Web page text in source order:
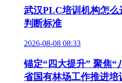
武汉PLC培训机构怎
判断标准
2026-08-08 08:33
锚定“四大提升” 聚焦
省国有林场工作推进